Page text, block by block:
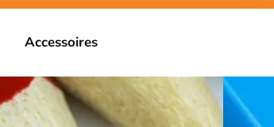
Accessoires